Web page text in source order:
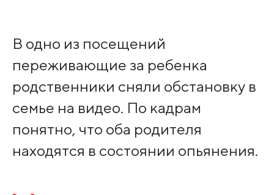
В одно из посещений
переживающие за ребенка
родственники сняли обстановку в
семье на видео. По кадрам
понятно, что оба родителя
находятся в состоянии опьянения.